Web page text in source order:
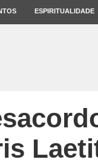
ESPIRITUALIDADE